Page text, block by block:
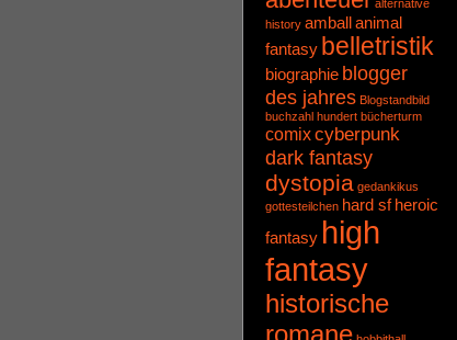
alternative
history amball animal
fantasy belletristik
biographie blogger
des jahres Blogstandbild
buchzahl hundert bücherturm
comixcyberpunk
dark fantasy
dystopia gedankikus
gottesteilchen hard sf heroic
fantasy high
fantasy
historische
romane